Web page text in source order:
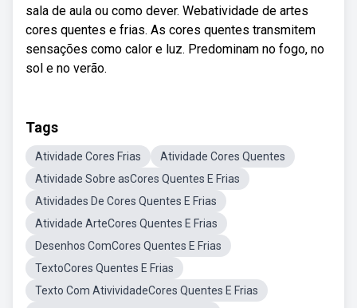
sala de aula ou como dever. Webatividade de artes
cores quentes e frias. As cores quentes transmitem
sensações como calor e luz. Predominam no fogo, no
sol e no verão.
Tags
Atividade Cores Frias
Atividade Cores Quentes
Atividade Sobre asCores Quentes E Frias
Atividades De Cores Quentes E Frias
Atividade ArteCores Quentes E Frias
Desenhos ComCores Quentes E Frias
TextoCores Quentes E Frias
Texto Com AtivividadeCores Quentes E Frias